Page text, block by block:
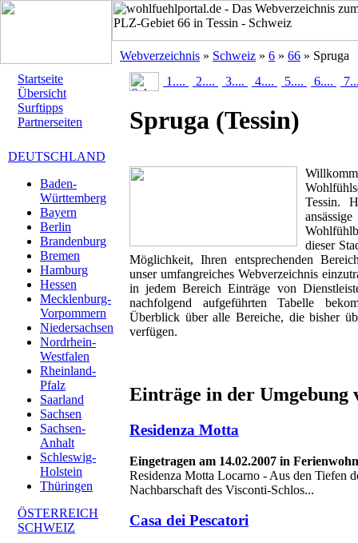
Webverzeichnis » Schweiz » 6 » 66 » Spruga
Startseite
Übersicht
Surftipps
Partnerseiten
DEUTSCHLAND
Baden-
Württemberg
Bayern
Berlin
Brandenburg
Bremen
Hamburg
Hessen
Mecklenburg-
Vorpommern
Niedersachsen
Nordrhein-
Westfalen
Rheinland-
Pfalz
Saarland
Sachsen
Sachsen-
Anhalt
Schleswig-
Holstein
Thüringen
ÖSTERREICH
SCHWEIZ
1.... 2.... 3.... 4.... 5.... 6....
Spruga (Tessin)
Tessin.
dieser
Möglichkeit, Ihren entsprechenden
unser umfangreiches Webverzeichnis
in jedem Bereich Einträge von
nachfolgend aufgeführten Tabelle
Überblick über alle Bereiche, die bisher
verfügen.
Einträge in der Umgebung
Residenza Motta
Eingetragen am 14.02.2007 in
Residenza Motta Locarno - Aus den Tiefen
Nachbarschaft des Visconti-Schlos...
Casa dei Pescatori